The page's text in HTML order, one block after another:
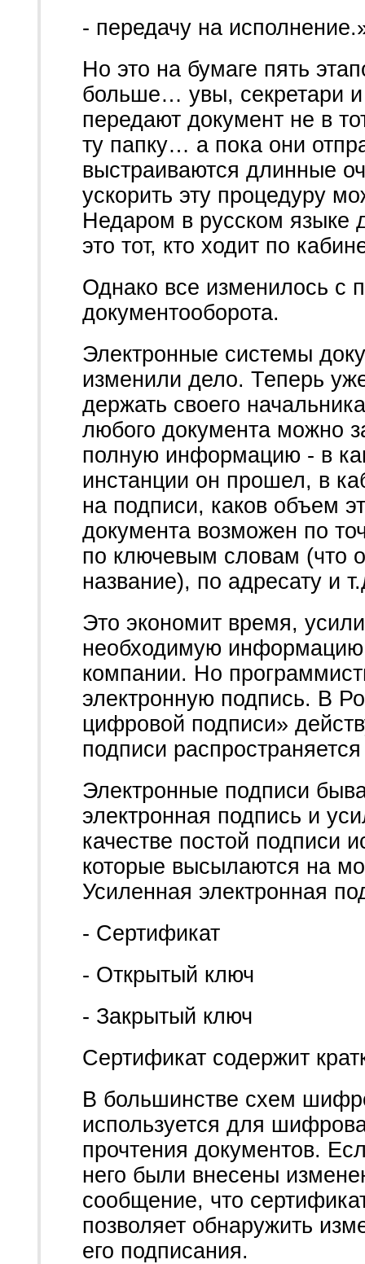
- передачу на
Но это на бумаге пять
больше… увы, секретари
передают документ не в
ту папку… а пока они
выстраиваются длинные
ускорить эту процедуру
Недаром в русском языке
это тот, кто ходит по
Однако все изменилось с
документооборота.
Электронные системы
изменили дело. Теперь
держать своего
любого документа можно
полную информацию - в
инстанции он прошел, в
на подписи, каков объем
документа возможен по
по ключевым словам (что
название), по адресату и
Это экономит время,
необходимую информацию
компании. Но
электронную подпись. В
цифровой подписи»
подписи
Электронные подписи
электронная подпись и
качестве постой подписи
которые высылаются на
Усиленная электронная
- Сертификат
- Открытый ключ
- Закрытый ключ
Сертификат содержит
В большинстве схем
используется для
прочтения документов.
него были внесены
сообщение, что
позволяет обнаружить
его подписания.